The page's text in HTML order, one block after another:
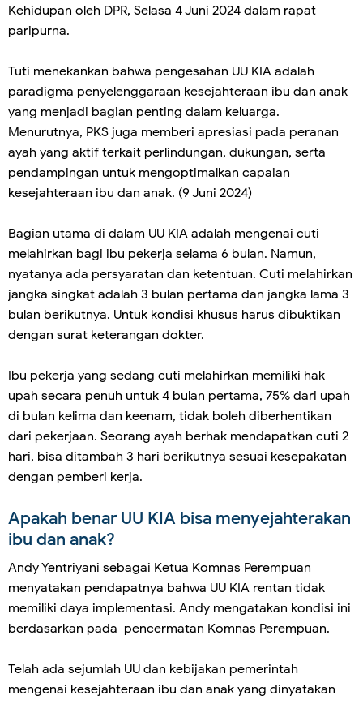
Kehidupan oleh DPR, Selasa 4 Juni 2024 dalam rapat
paripurna.
Tuti menekankan bahwa pengesahan UU KIA adalah
paradigma penyelenggaraan kesejahteraan ibu dan anak
yang menjadi bagian penting dalam keluarga.
Menurutnya, PKS juga memberi apresiasi pada peranan
ayah yang aktif terkait perlindungan, dukungan, serta
pendampingan untuk mengoptimalkan capaian
kesejahteraan ibu dan anak. (9 Juni 2024)
Bagian utama di dalam UU KIA adalah mengenai cuti
melahirkan bagi ibu pekerja selama 6 bulan. Namun,
nyatanya ada persyaratan dan ketentuan. Cuti melahirkan
jangka singkat adalah 3 bulan pertama dan jangka lama 3
bulan berikutnya. Untuk kondisi khusus harus dibuktikan
dengan surat keterangan dokter.
Ibu pekerja yang sedang cuti melahirkan memiliki hak
upah secara penuh untuk 4 bulan pertama, 75% dari upah
di bulan kelima dan keenam, tidak boleh diberhentikan
dari pekerjaan. Seorang ayah berhak mendapatkan cuti 2
hari, bisa ditambah 3 hari berikutnya sesuai kesepakatan
dengan pemberi kerja.
Apakah benar UU KIA bisa menyejahterakan
ibu dan anak?
Andy Yentriyani sebagai Ketua Komnas Perempuan
menyatakan pendapatnya bahwa UU KIA rentan tidak
memiliki daya implementasi. Andy mengatakan kondisi ini
berdasarkan pada pencermatan Komnas Perempuan.
Telah ada sejumlah UU dan kebijakan pemerintah
mengenai kesejahteraan ibu dan anak yang dinyatakan